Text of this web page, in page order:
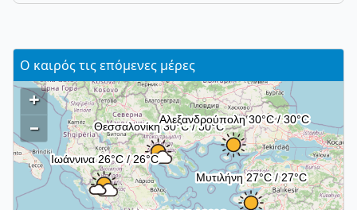
Ο καιρός τις επόμενες μέρες
+
–